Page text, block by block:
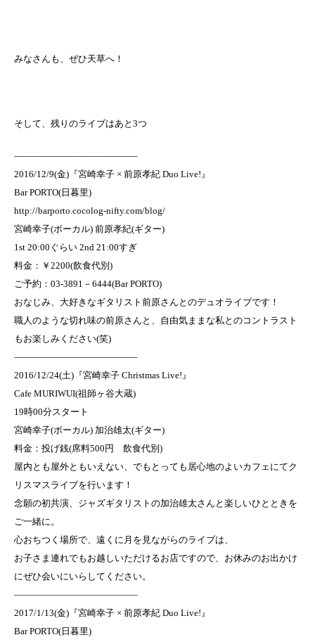
みなさんも、ぜひ天草へ！
そして、残りのライブはあと3つ
—————————————–
2016/12/9(金)『宮崎幸子 × 前原孝紀 Duo Live!』
Bar PORTO(日暮里)
http://barporto.cocolog-nifty.com/blog/
宮崎幸子(ボーカル) 前原孝紀(ギター)
1st 20:00ぐらい 2nd 21:00すぎ
料金：￥2200(飲食代別)
ご予約：03-3891－6444(Bar PORTO)
おなじみ、大好きなギタリスト前原さんとのデュオライブです！
職人のような切れ味の前原さんと、自由気ままな私とのコントラスト
もお楽しみください(笑)
—————————————–
2016/12/24(土)『宮崎幸子 Christmas Live!』
Cafe MURIWUI(祖師ヶ谷大蔵)
19時00分スタート
宮崎幸子(ボーカル) 加治雄太(ギター)
料金：投げ銭(席料500円 飲食代別)
屋内とも屋外ともいえない、でもとっても居心地のよいカフェにてク
リスマスライブを行います！
念願の初共演、ジャズギタリストの加治雄太さんと楽しいひとときを
ご一緒に。
心おちつく場所で、遠くに月を見ながらのライブは、
お子さま連れでもお越しいただけるお店ですので、お休みのお出かけ
にぜひ会いにいらしてください。
—————————————–
2017/1/13(金)『宮崎幸子 × 前原孝紀 Duo Live!』
Bar PORTO(日暮里)